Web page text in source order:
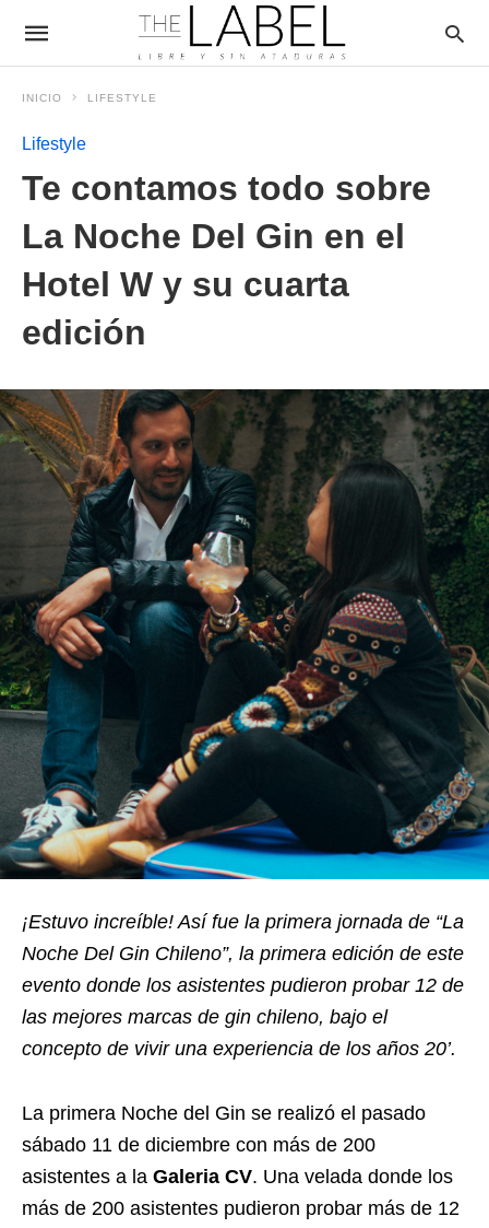
INICIO LIFESTYLE
Lifestyle
Te contamos todo sobre
La Noche Del Gin en el
Hotel W y su cuarta
edición
¡Estuvo increíble! Así fue la primera jornada de “La
Noche Del Gin Chileno”, la primera edición de este
evento donde los asistentes pudieron probar 12 de
las mejores marcas de gin chileno, bajo el
concepto de vivir una experiencia de los años 20’.
La primera Noche del Gin se realizó el pasado
sábado 11 de diciembre con más de 200
asistentes a la Galeria CV. Una velada donde los
más de 200 asistentes pudieron probar más de 12